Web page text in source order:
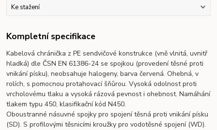
Ke stažení
Kompletní specifikace
Kabelová chránička z PE sendvičové konstrukce (vně vlnitá, uvnitř
hladká) dle ČSN EN 61386-24 se spojkou (provedení těsné proti
vnikání písku), neobsahuje halogeny, barva červená. Ohebná, v
rolích, s pomocnou protahovací šňůrou. Vysoká odolnost proti
vrcholovému tlaku a vysoká rázová pevnost i ohebnost. Namáhání
tlakem typu 450, klasifikační kód N450.
Oboustranné násuvné spojky pro spojení těsná proti vnikání písku
(SD). S profilovými těsnicími kroužky pro vodotěsné spojení (WD).